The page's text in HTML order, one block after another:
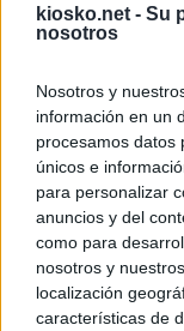
kiosko.net - Su
nosotros
Nosotros y
información en un
procesamos datos
únicos e
para personalizar
anuncios y del
como para
nosotros y
localización
características de